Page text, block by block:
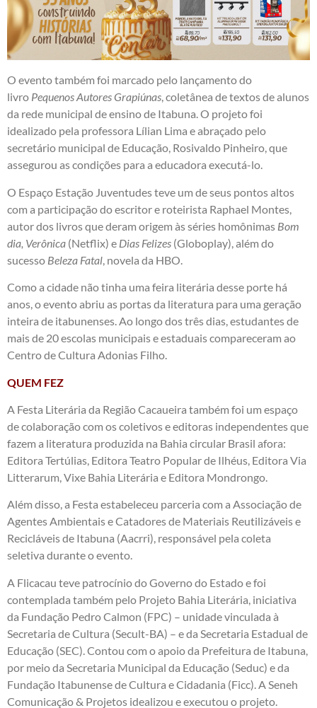
O evento também foi marcado pelo lançamento do
livro Pequenos Autores Grapiúnas, coletânea de textos de alunos
da rede municipal de ensino de Itabuna. O projeto foi
idealizado pela professora Lílian Lima e abraçado pelo
secretário municipal de Educação, Rosivaldo Pinheiro, que
assegurou as condições para a educadora executá-lo.
O Espaço Estação Juventudes teve um de seus pontos altos
com a participação do escritor e roteirista Raphael Montes,
autor dos livros que deram origem às séries homônimas Bom
dia, Verônica (Netflix) e Dias Felizes (Globoplay), além do
sucesso Beleza Fatal, novela da HBO.
Como a cidade não tinha uma feira literária desse porte há
anos, o evento abriu as portas da literatura para uma geração
inteira de itabunenses. Ao longo dos três dias, estudantes de
mais de 20 escolas municipais e estaduais compareceram ao
Centro de Cultura Adonias Filho.
QUEM FEZ
A Festa Literária da Região Cacaueira também foi um espaço
de colaboração com os coletivos e editoras independentes que
fazem a literatura produzida na Bahia circular Brasil afora:
Editora Tertúlias, Editora Teatro Popular de Ilhéus, Editora Via
Litterarum, Vixe Bahia Literária e Editora Mondrongo.
Além disso, a Festa estabeleceu parceria com a Associação de
Agentes Ambientais e Catadores de Materiais Reutilizáveis e
Recicláveis de Itabuna (Aacrri), responsável pela coleta
seletiva durante o evento.
A Flicacau teve patrocínio do Governo do Estado e foi
contemplada também pelo Projeto Bahia Literária, iniciativa
da Fundação Pedro Calmon (FPC) – unidade vinculada à
Secretaria de Cultura (Secult-BA) – e da Secretaria Estadual de
Educação (SEC). Contou com o apoio da Prefeitura de Itabuna,
por meio da Secretaria Municipal da Educação (Seduc) e da
Fundação Itabunense de Cultura e Cidadania (Ficc). A Seneh
Comunicação & Projetos idealizou e executou o projeto.